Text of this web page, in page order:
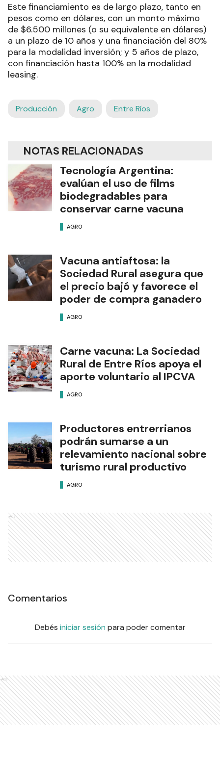
Este financiamiento es de largo plazo, tanto en
pesos como en dólares, con un monto máximo
de $6.500 millones (o su equivalente en dólares)
a un plazo de 10 años y una financiación del 80%
para la modalidad inversión; y 5 años de plazo,
con financiación hasta 100% en la modalidad
leasing.
Producción Agro Entre Ríos
NOTAS RELACIONADAS
Tecnología Argentina:
evalúan el uso de films
biodegradables para
conservar carne vacuna
AGRO
Vacuna antiaftosa: la
Sociedad Rural asegura que
el precio bajó y favorece el
poder de compra ganadero
AGRO
Carne vacuna: La Sociedad
Rural de Entre Ríos apoya el
aporte voluntario al IPCVA
AGRO
Productores entrerrianos
podrán sumarse a un
relevamiento nacional sobre
turismo rural productivo
AGRO
Ads
Comentarios
Debés iniciar sesión para poder comentar
Ads